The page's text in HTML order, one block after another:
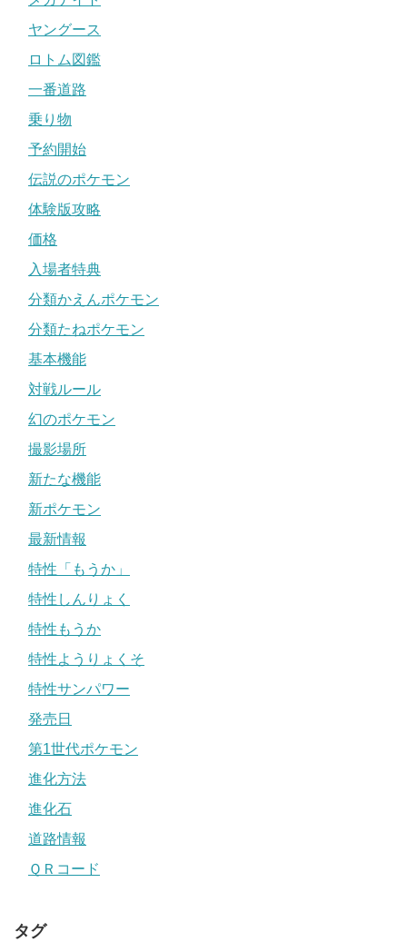
ヤングース
ロトム図鑑
一番道路
乗り物
予約開始
伝説のポケモン
体験版攻略
価格
入場者特典
分類かえんポケモン
分類たねポケモン
基本機能
対戦ルール
幻のポケモン
撮影場所
新たな機能
新ポケモン
最新情報
特性「もうか」
特性しんりょく
特性もうか
特性ようりょくそ
特性サンパワー
発売日
第1世代ポケモン
進化方法
進化石
道路情報
ＱＲコード
タグ